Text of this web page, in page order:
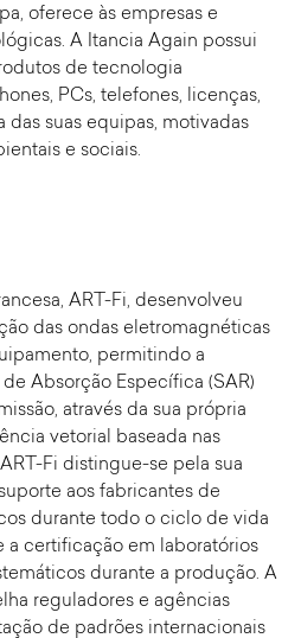
oferece às empresas e
A Itancia Again possui
de tecnologia
PCs, telefones, licenças,
das suas equipas, motivadas
e sociais.
ART-Fi, desenvolveu
das ondas eletromagnéticas
permitindo a
Absorção Específica (SAR)
através da sua própria
vetorial baseada nas
Fi distingue-se pela sua
aos fabricantes de
durante todo o ciclo de vida
a certificação em laboratórios
durante a produção. A
reguladores e agências
de padrões internacionais